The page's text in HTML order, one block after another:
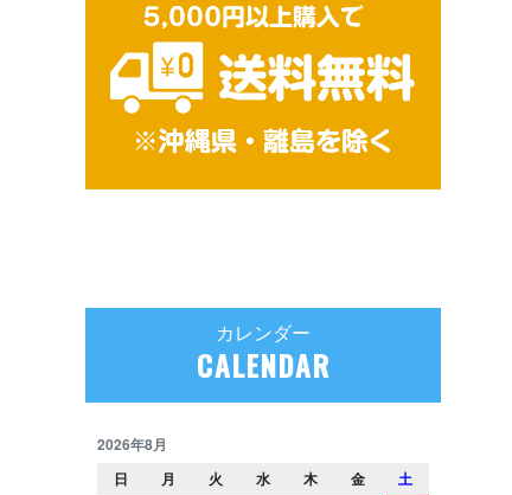
カレンダー
CALENDAR
2026年8月
日
月 火 水 木 金 土